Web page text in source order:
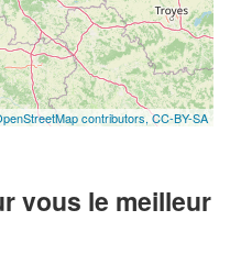
contributors,CC-BY-SA
vous le meilleur